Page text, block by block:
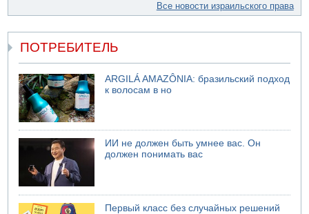
Все новости израильского права
ПОТРЕБИТЕЛЬ
ARGILÁ AMAZÔNIA: бразильский подход
к волосам в но
ИИ не должен быть умнее вас. Он
должен понимать вас
Первый класс без случайных решений